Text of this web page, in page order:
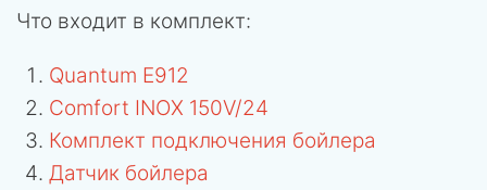
Что входит в комплект:
Quantum E912
Comfort INOX 150V/24
Комплект подключения бойлера
Датчик бойлера